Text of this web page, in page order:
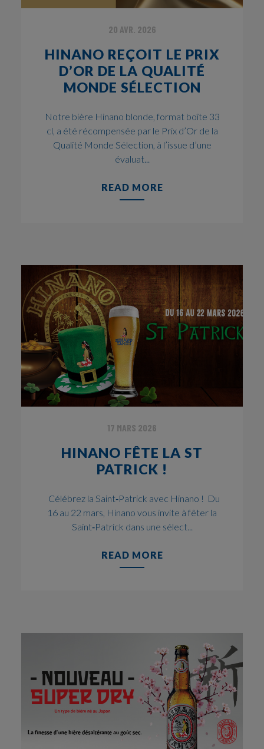
20 AVR. 2026
HINANO REÇOIT LE PRIX
D’OR DE LA QUALITÉ
MONDE SÉLECTION
Notre bière Hinano blonde, format boîte 33
cl, a été récompensée par le Prix d’Or de la
Qualité Monde Sélection, à l’issue d’une
évaluat...
READ MORE
17 MARS 2026
HINANO FÊTE LA ST
PATRICK !
Célébrez la Saint‑Patrick avec Hinano ! Du
16 au 22 mars, Hinano vous invite à fêter la
Saint‑Patrick dans une sélect...
READ MORE